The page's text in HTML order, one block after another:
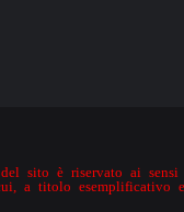
sito è riservato ai sensi
a titolo esemplificativo e